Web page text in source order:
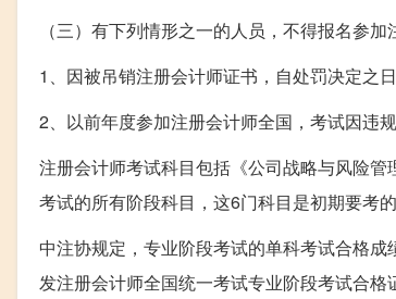
（三）有下列情形之一的人员，不得报名参加
1、因被吊销注册会计师证书，自处罚决定之
2、以前年度参加注册会计师全国，考试因违
注册会计师考试科目包括《公司战略与风险
考试的所有阶段科目，这6门科目是初期要考的
中注协规定，专业阶段考试的单科考试合格
发注册会计师全国统一考试专业阶段考试合格